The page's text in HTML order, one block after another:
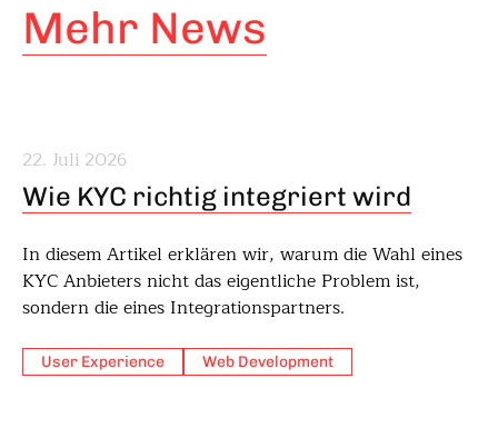
Mehr News
22. Juli 2026
Wie KYC richtig integriert wird
In diesem Artikel erklären wir, warum die Wahl eines
KYC Anbieters nicht das eigentliche Problem ist,
sondern die eines Integrationspartners.
User Experience Web Development